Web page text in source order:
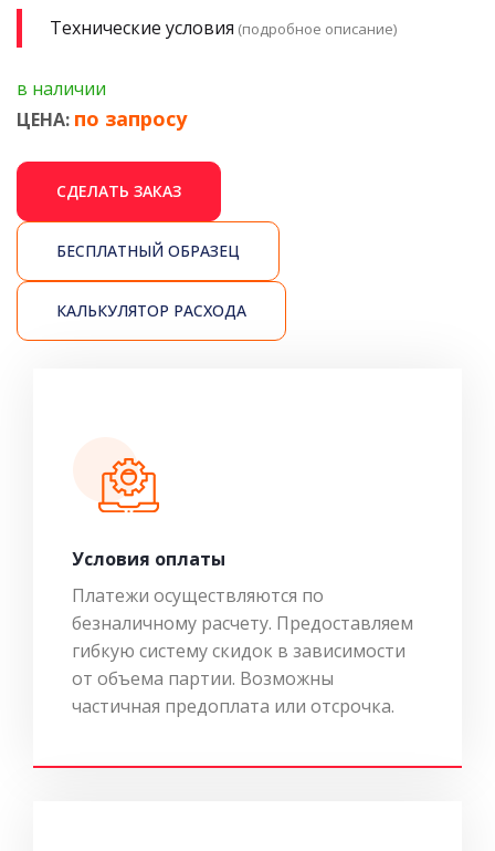
Технические условия (подробное описание)
в наличии
ЦЕНА: по запросу
СДЕЛАТЬ ЗАКАЗ
БЕСПЛАТНЫЙ ОБРАЗЕЦ
КАЛЬКУЛЯТОР РАСХОДА
Условия оплаты
Платежи осуществляются по
безналичному расчету. Предоставляем
гибкую систему скидок в зависимости
от объема партии. Возможны
частичная предоплата или отсрочка.